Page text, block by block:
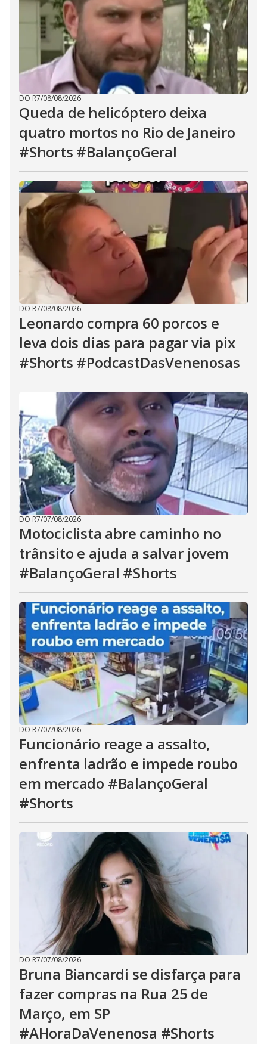
DO R7/08/08/2026
Queda de helicóptero deixa
quatro mortos no Rio de Janeiro
#Shorts #BalançoGeral
DO R7/08/08/2026
Leonardo compra 60 porcos e
leva dois dias para pagar via pix
#Shorts #PodcastDasVenenosas
DO R7/07/08/2026
Motociclista abre caminho no
trânsito e ajuda a salvar jovem
#BalançoGeral #Shorts
DO R7/07/08/2026
Funcionário reage a assalto,
enfrenta ladrão e impede roubo
em mercado #BalançoGeral
#Shorts
DO R7/07/08/2026
Bruna Biancardi se disfarça para
fazer compras na Rua 25 de
Março, em SP
#AHoraDaVenenosa #Shorts